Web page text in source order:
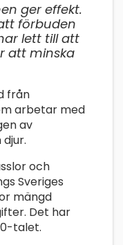
ger effekt.
förbuden
lett till att
att minska
från
arbetar med
av
och
Sveriges
mängd
Det har
talet.